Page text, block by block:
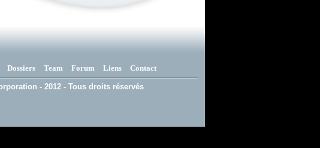
Dossiers Team Forum Liens Contact
- 2012 - Tous droits réservés